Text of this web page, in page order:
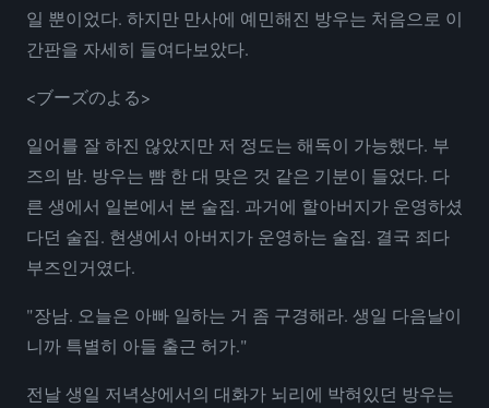
일 뿐이었다. 하지만 만사에 예민해진 방우는 처음으로 이
간판을 자세히 들여다보았다.
<ブーズのよる>
일어를 잘 하진 않았지만 저 정도는 해독이 가능했다. 부
즈의 밤. 방우는 뺨 한 대 맞은 것 같은 기분이 들었다. 다
른 생에서 일본에서 본 술집. 과거에 할아버지가 운영하셨
다던 술집. 현생에서 아버지가 운영하는 술집. 결국 죄다
부즈인거였다.
"장남. 오늘은 아빠 일하는 거 좀 구경해라. 생일 다음날이
니까 특별히 아들 출근 허가."
전날 생일 저녁상에서의 대화가 뇌리에 박혀있던 방우는